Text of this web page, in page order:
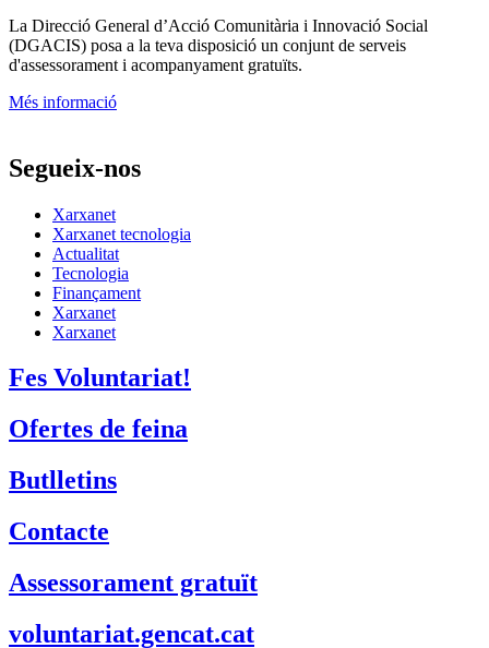
La Direcció General d’Acció Comunitària i Innovació Social
(DGACIS) posa a la teva disposició un conjunt de serveis
d'assessorament i acompanyament gratuïts.
Més informació
Segueix-nos
Xarxanet
Xarxanet tecnologia
Actualitat
Tecnologia
Finançament
Xarxanet
Xarxanet
Fes Voluntariat!
Ofertes de feina
Butlletins
Contacte
Assessorament gratuït
voluntariat.gencat.cat